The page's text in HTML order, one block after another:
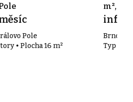
Pole
• Plocha 16 m²
m²,
info v
Brno
Typ